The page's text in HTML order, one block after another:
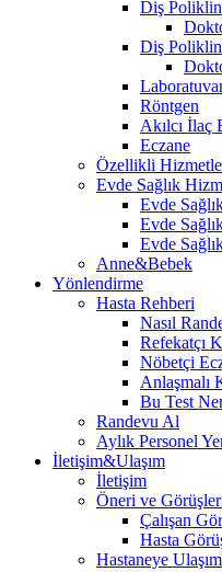
Diş
Diş
Röntgen
Akılcı İlaç
Eczane
Özellikli
Evde Sağlık
Evde
Evde
Evde
Anne&Bebek
Yönlendirme
Hasta Rehberi
Nasıl
Refekatçı
Nöbetçi
Anlaşmalı
Bu Test
Randevu Al
Aylık Personel
İletişim&Ulaşım
İletişim
Öneri ve
Çalışan
Hasta
Hastaneye Ulaşım